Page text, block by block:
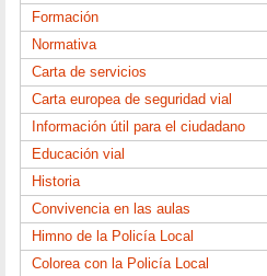
Formación
Normativa
Carta de servicios
Carta europea de seguridad vial
Información útil para el ciudadano
Educación vial
Historia
Convivencia en las aulas
Himno de la Policía Local
Colorea con la Policía Local